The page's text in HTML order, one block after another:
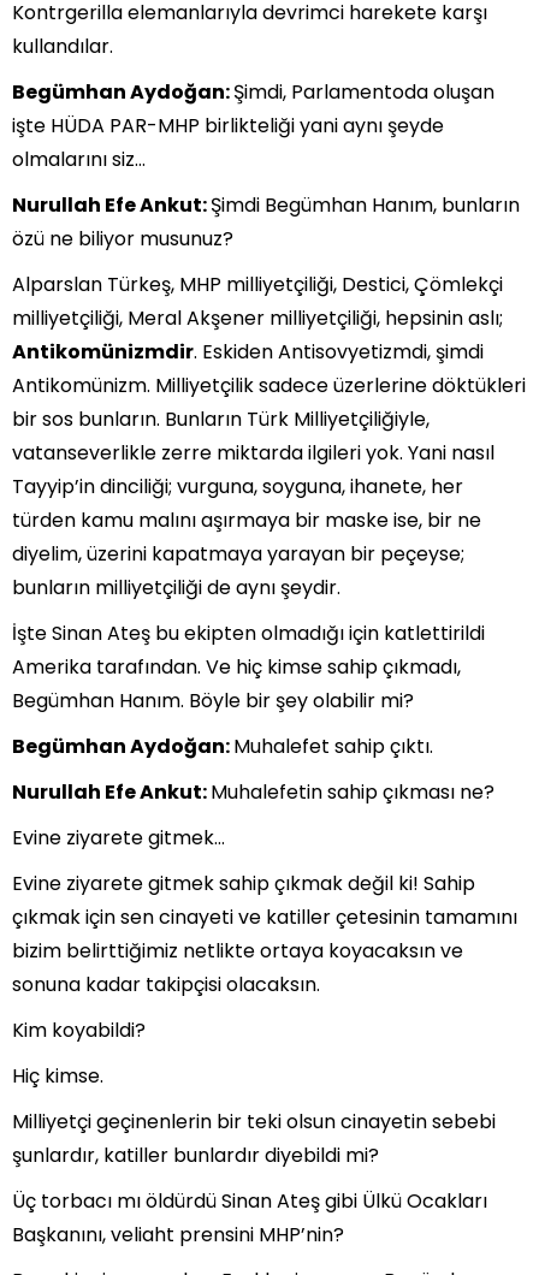
Kontrgerilla elemanlarıyla devrimci harekete karşı
kullandılar.
Begümhan Aydoğan:Şimdi, Parlamentoda oluşan
işte HÜDA PAR-MHP birlikteliği yani aynı şeyde
olmalarını siz…
Nurullah Efe Ankut:Şimdi Begümhan Hanım, bunların
özü ne biliyor musunuz?
Alparslan Türkeş, MHP milliyetçiliği, Destici, Çömlekçi
milliyetçiliği, Meral Akşener milliyetçiliği, hepsinin aslı;
Antikomünizmdir. Eskiden Antisovyetizmdi, şimdi
Antikomünizm. Milliyetçilik sadece üzerlerine döktükleri
bir sos bunların. Bunların Türk Milliyetçiliğiyle,
vatanseverlikle zerre miktarda ilgileri yok. Yani nasıl
Tayyip’in dinciliği; vurguna, soyguna, ihanete, her
türden kamu malını aşırmaya bir maske ise, bir ne
diyelim, üzerini kapatmaya yarayan bir peçeyse;
bunların milliyetçiliği de aynı şeydir.
İşte Sinan Ateş bu ekipten olmadığı için katlettirildi
Amerika tarafından. Ve hiç kimse sahip çıkmadı,
Begümhan Hanım. Böyle bir şey olabilir mi?
Begümhan Aydoğan:Muhalefet sahip çıktı.
Nurullah Efe Ankut:Muhalefetin sahip çıkması ne?
Evine ziyarete gitmek…
Evine ziyarete gitmek sahip çıkmak değil ki! Sahip
çıkmak için sen cinayeti ve katiller çetesinin tamamını
bizim belirttiğimiz netlikte ortaya koyacaksın ve
sonuna kadar takipçisi olacaksın.
Kim koyabildi?
Hiç kimse.
Milliyetçi geçinenlerin bir teki olsun cinayetin sebebi
şunlardır, katiller bunlardır diyebildi mi?
Üç torbacı mı öldürdü Sinan Ateş gibi Ülkü Ocakları
Başkanını, veliaht prensini MHP’nin?